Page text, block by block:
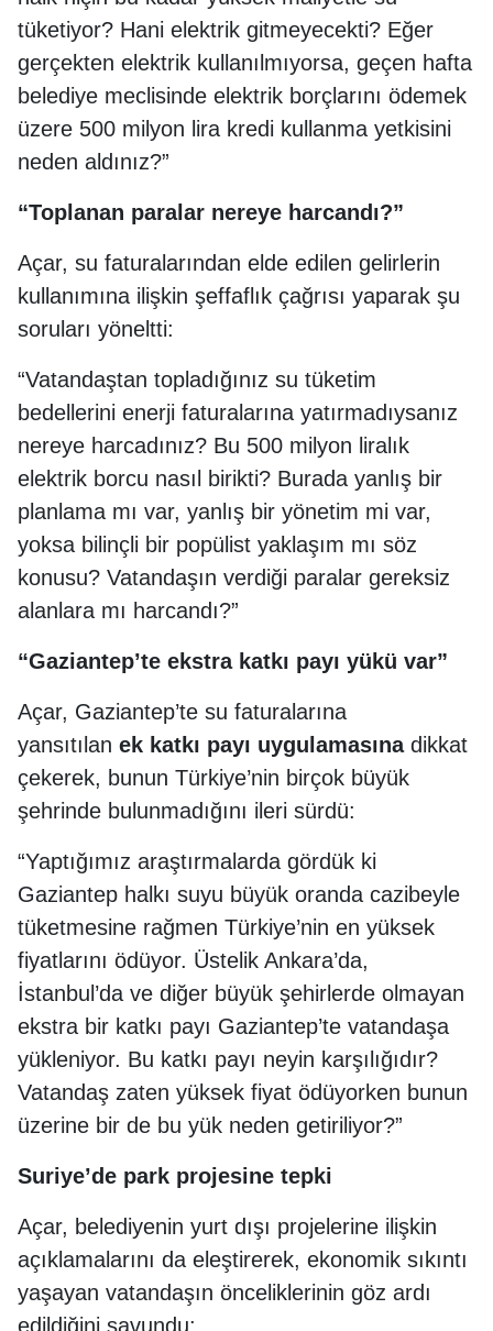
tüketiyor? Hani elektrik gitmeyecekti? Eğer
gerçekten elektrik kullanılmıyorsa, geçen hafta
belediye meclisinde elektrik borçlarını ödemek
üzere 500 milyon lira kredi kullanma yetkisini
neden aldınız?”
“Toplanan paralar nereye harcandı?”
Açar, su faturalarından elde edilen gelirlerin
kullanımına ilişkin şeffaflık çağrısı yaparak şu
soruları yöneltti:
“Vatandaştan topladığınız su tüketim
bedellerini enerji faturalarına yatırmadıysanız
nereye harcadınız? Bu 500 milyon liralık
elektrik borcu nasıl birikti? Burada yanlış bir
planlama mı var, yanlış bir yönetim mi var,
yoksa bilinçli bir popülist yaklaşım mı söz
konusu? Vatandaşın verdiği paralar gereksiz
alanlara mı harcandı?”
“Gaziantep’te ekstra katkı payı yükü var”
Açar, Gaziantep’te su faturalarına
yansıtılan ek katkı payı uygulamasınadikkat
çekerek, bunun Türkiye’nin birçok büyük
şehrinde bulunmadığını ileri sürdü:
“Yaptığımız araştırmalarda gördük ki
Gaziantep halkı suyu büyük oranda cazibeyle
tüketmesine rağmen Türkiye’nin en yüksek
fiyatlarını ödüyor. Üstelik Ankara’da,
İstanbul’da ve diğer büyük şehirlerde olmayan
ekstra bir katkı payı Gaziantep’te vatandaşa
yükleniyor. Bu katkı payı neyin karşılığıdır?
Vatandaş zaten yüksek fiyat ödüyorken bunun
üzerine bir de bu yük neden getiriliyor?”
Suriye’de park projesine tepki
Açar, belediyenin yurt dışı projelerine ilişkin
açıklamalarını da eleştirerek, ekonomik sıkıntı
yaşayan vatandaşın önceliklerinin göz ardı
edildiğini savundu: